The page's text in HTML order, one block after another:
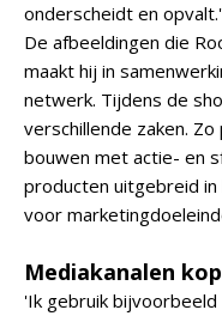
onderscheidt en opvalt.'
De afbeeldingen die
maakt hij in
netwerk. Tijdens de
verschillende zaken.
bouwen met actie- en
producten uitgebreid
voor
Mediakanalen
'Ik gebruik